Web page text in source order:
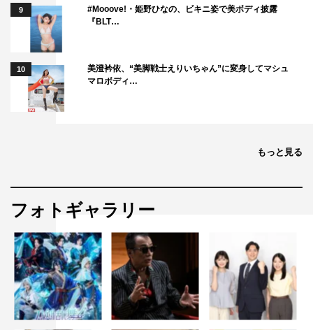
9
#Mooove!・姫野ひなの、ビキニ姿で美ボディ披露
『BLT…
10
美澄衿依、“美脚戦士えりいちゃん”に変身してマシュ
マロボディ…
もっと見る
フォトギャラリー